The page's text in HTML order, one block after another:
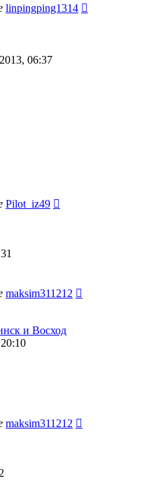
linpingping1314
06:37
Pilot_iz49
maksim311212
и Восход
maksim311212